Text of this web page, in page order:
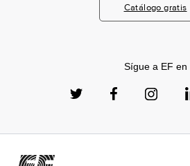
Catálogo gratis
Sígue a EF en